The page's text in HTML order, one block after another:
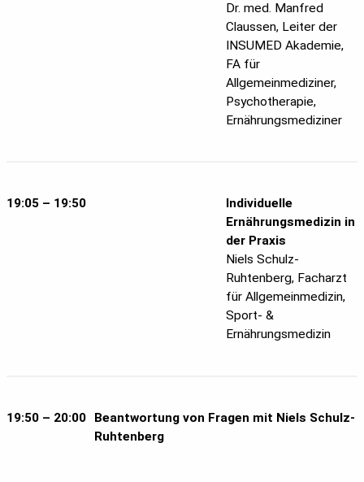
Dr. med. Manfred
Claussen, Leiter der
INSUMED Akademie,
FA für
Allgemeinmediziner,
Psychotherapie,
Ernährungsmediziner
19:05 – 19:50
Individuelle
Ernährungsmedizin in
der Praxis
Niels Schulz-
Ruhtenberg, Facharzt
für Allgemeinmedizin,
Sport- &
Ernährungsmedizin
19:50 – 20:00
Beantwortung von Fragen mit Niels Schulz-
Ruhtenberg